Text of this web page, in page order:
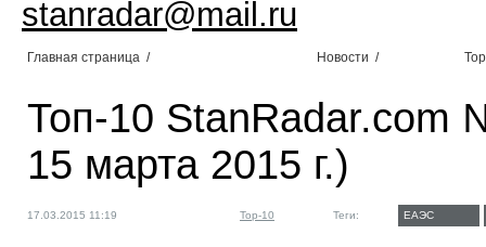
stanradar@mail.ru
Главная страница / Новости /
Топ-10 StanRadar.com
15 марта 2015 г.)
17.03.2015 11:19 Top-10 Теги: ЕАЭС